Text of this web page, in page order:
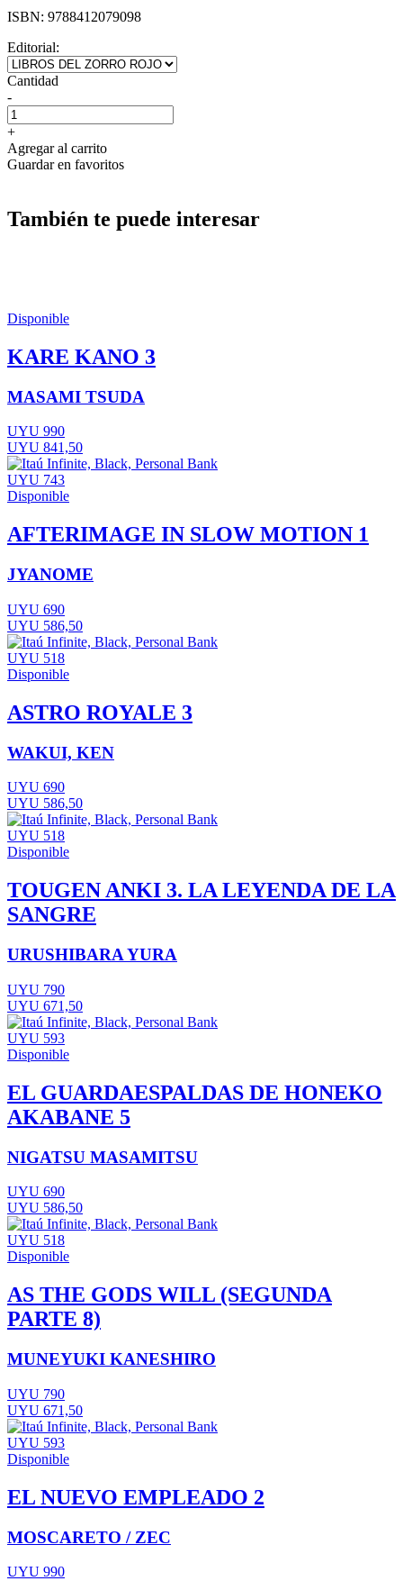
ISBN: 9788412079098
Editorial:
Cantidad
-
+
Agregar al carrito
Guardar en favoritos
También te puede interesar
Disponible
KARE KANO 3
MASAMI TSUDA
UYU 990
UYU 841,50
UYU 743
Disponible
AFTERIMAGE IN SLOW MOTION 1
JYANOME
UYU 690
UYU 586,50
UYU 518
Disponible
ASTRO ROYALE 3
WAKUI, KEN
UYU 690
UYU 586,50
UYU 518
Disponible
TOUGEN ANKI 3. LA LEYENDA DE LA
SANGRE
URUSHIBARA YURA
UYU 790
UYU 671,50
UYU 593
Disponible
EL GUARDAESPALDAS DE HONEKO
AKABANE 5
NIGATSU MASAMITSU
UYU 690
UYU 586,50
UYU 518
Disponible
AS THE GODS WILL (SEGUNDA
PARTE 8)
MUNEYUKI KANESHIRO
UYU 790
UYU 671,50
UYU 593
Disponible
EL NUEVO EMPLEADO 2
MOSCARETO / ZEC
UYU 990